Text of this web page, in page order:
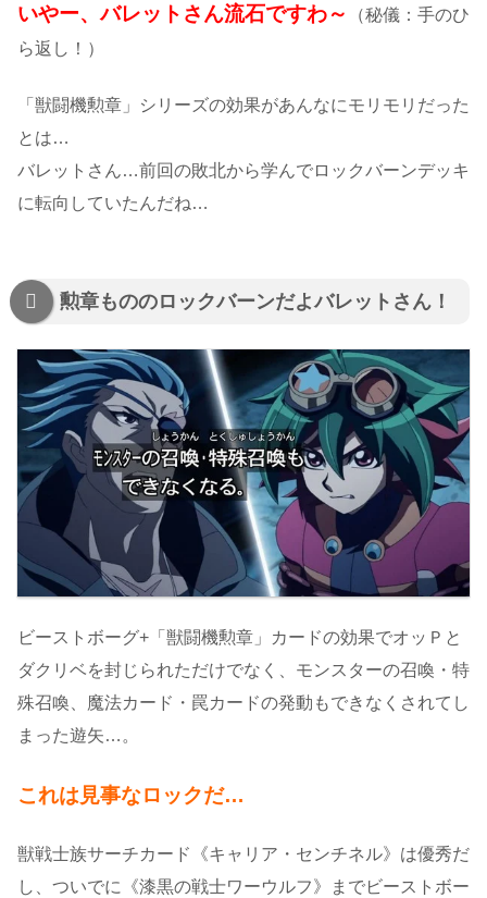
いやー、バレットさん流石ですわ～
（秘儀：手のひ
ら返し！）
「獣闘機勲章」シリーズの効果があんなにモリモリだった
とは…
バレットさん…前回の敗北から学んでロックバーンデッキ
に転向していたんだね…
勲章もののロックバーンだよバレットさん！
ビーストボーグ+「獣闘機勲章」カードの効果でオッＰと
ダクリベを封じられただけでなく、モンスターの召喚・特
殊召喚、魔法カード・罠カードの発動もできなくされてし
まった遊矢…。
これは見事なロックだ…
獣戦士族サーチカード《キャリア・センチネル》は優秀だ
し、ついでに《漆黒の戦士ワーウルフ》までビーストボー